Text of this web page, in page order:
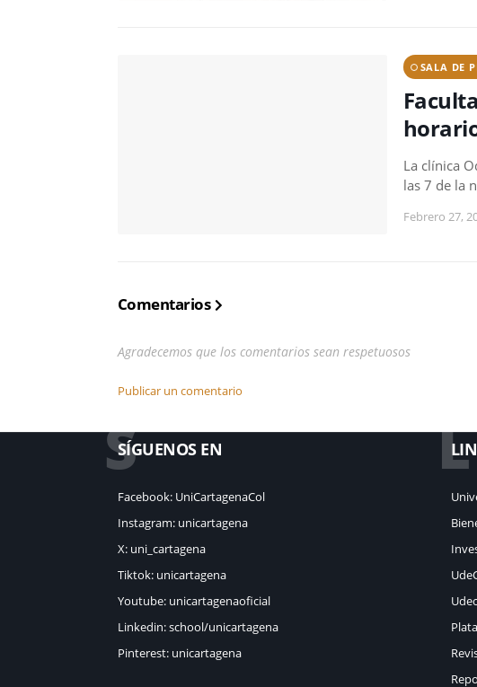
SALA DE
La clínica
las 7 de la
Febrero 27,
Comentarios
Agradecemos que los comentarios sean respetuosos
Publicar un comentario
S
SÍGUENOS EN
Facebook: UniCartagenaCol
Instagram: unicartagena
X: uni_cartagena
Tiktok: unicartagena
Youtube: unicartagenaoficial
Linkedin: school/unicartagena
Pinterest: unicartagena
L